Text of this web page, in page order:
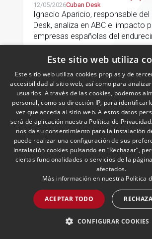
Cuba
12/05/2026Cuban Desk
Ignacio Aparicio, responsable del
Desk, analiza en ABC el impacto
empresas españolas del
de las sanciones de EE.UU.
LEER MÁS >>
Andersen nombra a
Gómez-Acebo como
codirector de Fiscal en
junto con Borja de
29/04/2026Fiscal
Este sitio web utiliza
Este sitio web utiliza cookies propias y de
accesibilidad al sitio web, así como para
usuarios. A través de las cookies, podemos
personal, como su dirección IP, para
vez que acceda al sitio web. A estos datos
será de aplicación nuestra Política de
nos da su consentimiento para la instalación
puede realizar una configuración de sus
instalación cookies pulsando en “Rechazar”,
ciertas funcionalidades o servicios de la
afectados.
Más información en nuestra Política
ACEPTAR TODO
CONFIGURAR COOKIES